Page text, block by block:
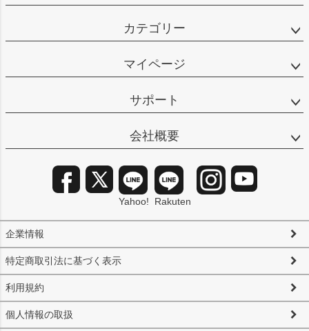
カテゴリー
マイページ
サポート
会社概要
企業情報
特定商取引法に基づく表示
利用規約
個人情報の取扱
Yahoo! Rakuten